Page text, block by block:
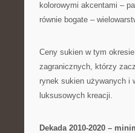
kolorowymi akcentami –
równie bogate –
Ceny sukien w tym
zagranicznych, którzy
rynek sukien używanych i
luksusowych kreacji.
Dekada 2010-2020 –